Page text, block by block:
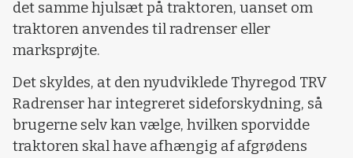
det samme hjulsæt på traktoren, uanset om
traktoren anvendes til radrenser eller
marksprøjte.
Det skyldes, at den nyudviklede Thyregod TRV
Radrenser har integreret sideforskydning, så
brugerne selv kan vælge, hvilken sporvidde
traktoren skal have afhængig af afgrødens